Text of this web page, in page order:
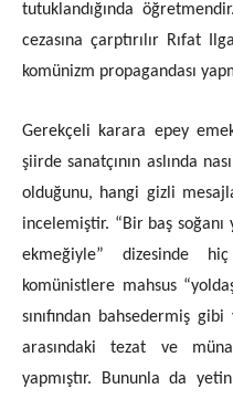
tutuklandığında
cezasına çarptırılır Rıfat
komünizm propagandası
Gerekçeli karara epey
şiirde sanatçının aslında
olduğunu, hangi gizli
incelemiştir. “Bir baş soğanı
ekmeğiyle” dizesinde
komünistlere mahsus
sınıfından bahsedermiş
arasındaki tezat ve
yapmıştır. Bununla da